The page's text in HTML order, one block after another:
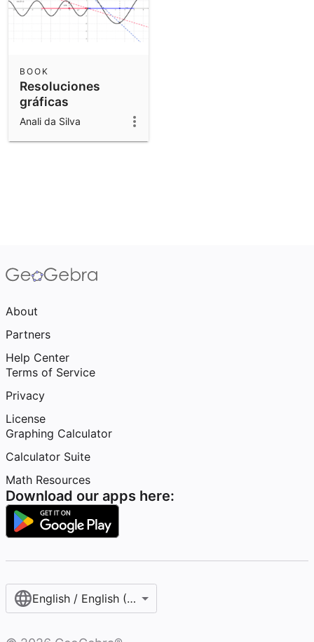
Resoluciones
gráficas
BOOK
Anali da Silva
About
Partners
Help Center
Terms of Service
Privacy
License
Graphing Calculator
Calculator Suite
Math Resources
Download our apps here:
English / English (United States)